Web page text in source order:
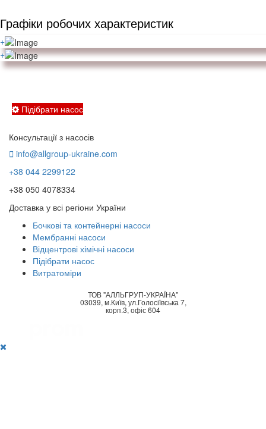
Графіки робочих характеристик
+
+
Підібрати насос
Консультації з насосів
info@allgroup-ukraine.com
+38 044 2299122
+38 050 4078334
Доставка у всі регіони України
Бочкові та контейнерні насоси
Мембранні насоси
Відцентрові хімічні насоси
Підібрати насос
Витратоміри
ТОВ "АЛЛЬГРУП-УКРАЇНА"
03039, м.Київ, ул.Голосіївська 7,
корп.3, офіс 604